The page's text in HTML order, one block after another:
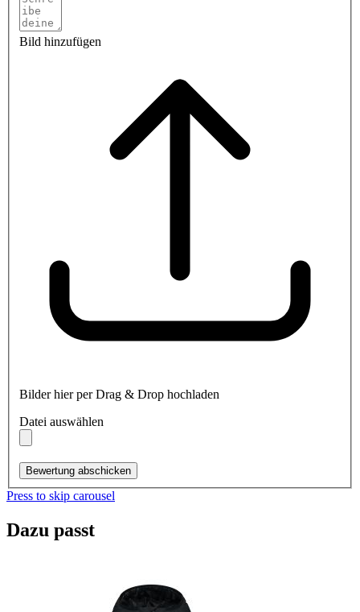
Bild hinzufügen
Bilder hier per Drag & Drop hochladen
Datei auswählen
Bewertung abschicken
Press to skip carousel
Dazu passt